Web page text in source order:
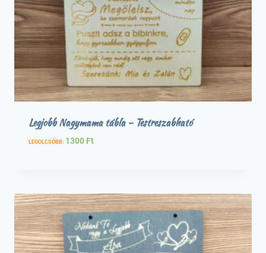
Legjobb Nagymama tábla – Testreszabható
LEGOLCSÓBB: 1300 Ft